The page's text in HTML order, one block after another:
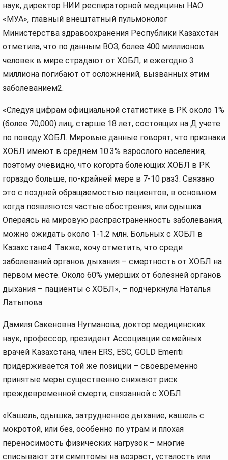
наук, директор НИИ респираторной медицины НАО
«МУА», главный внештатный пульмонолог
Министерства здравоохранения Республики Казахстан
отметила, что по данным ВОЗ, более 400 миллионов
человек в мире страдают от ХОБЛ, и ежегодно 3
миллиона погибают от осложнений, вызванных этим
заболеванием2.
«Следуя цифрам официальной статистике в РК около 1%
(более 70,000) лиц, старше 18 лет, состоящих на Д учете
по поводу ХОБЛ. Мировые данные говорят, что признаки
ХОБЛ имеют в среднем 10.3% взрослого населения,
поэтому очевидно, что когорта болеющих ХОБЛ в РК
гораздо больше, по-крайней мере в 7-10 раз3. Связано
это с поздней обращаемостью пациентов, в основном
когда появляются частые обострения, или одышка.
Операясь на мировую распрастраненность заболевания,
можно ожидать около 1-1.2 млн. Больных с ХОБЛ в
Казахстане4. Также, хочу отметить, что среди
заболеваний органов дыхания – смертность от ХОБЛ на
первом месте. Около 60% умерших от болезней органов
дыхания – пациенты с ХОБЛ», – подчеркнула Наталья
Латыпова.
Дамиля Сакеновна Нугманова, доктор медицинских
наук, профессор, президент Ассоциации семейных
врачей Казахстана, член ERS, ESC, GOLD Emeriti
придерживается той же позиции – своевременно
принятые меры существенно снижают риск
преждевременной смерти, связанной с ХОБЛ.
«Кашель, одышка, затрудненное дыхание, кашель с
мокротой, или без, особенно по утрам и плохая
переносимость физических нагрузок – многие
списывают эти симптомы на возраст, усталость или